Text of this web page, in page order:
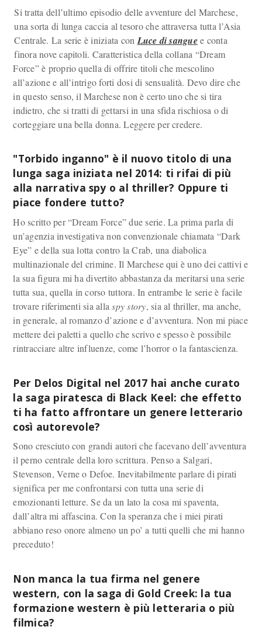
Si tratta dell’ultimo episodio delle avventure del Marchese,
una sorta di lunga caccia al tesoro che attraversa tutta l’Asia
Centrale. La serie è iniziata con Luce di sanguee conta
finora nove capitoli. Caratteristica della collana “Dream
Force” è proprio quella di offrire titoli che mescolino
all’azione e all’intrigo forti dosi di sensualità. Devo dire che
in questo senso, il Marchese non è certo uno che si tira
indietro, che si tratti di gettarsi in una sfida rischiosa o di
corteggiare una bella donna. Leggere per credere.
"Torbido inganno" è il nuovo titolo di una
lunga saga iniziata nel 2014: ti rifai di più
alla narrativa spy o al thriller? Oppure ti
piace fondere tutto?
Ho scritto per “Dream Force” due serie. La prima parla di
un’agenzia investigativa non convenzionale chiamata “Dark
Eye” e della sua lotta contro la Crab, una diabolica
multinazionale del crimine. Il Marchese qui è uno dei cattivi e
la sua figura mi ha divertito abbastanza da meritarsi una serie
tutta sua, quella in corso tuttora. In entrambe le serie è facile
trovare riferimenti sia allaspy story, sia al thriller, ma anche,
in generale, al romanzo d’azione e d’avventura. Non mi piace
mettere dei paletti a quello che scrivo e spesso è possibile
rintracciare altre influenze, come l’horror o la fantascienza.
Per Delos Digital nel 2017 hai anche curato
la saga piratesca di Black Keel: che effetto
ti ha fatto affrontare un genere letterario
così autorevole?
Sono cresciuto con grandi autori che facevano dell’avventura
il perno centrale della loro scrittura. Penso a Salgari,
Stevenson, Verne o Defoe. Inevitabilmente parlare di pirati
significa per me confrontarsi con tutta una serie di
emozionanti letture. Se da un lato la cosa mi spaventa,
dall’altra mi affascina. Con la speranza che i miei pirati
abbiano reso onore almeno un po’ a tutti quelli che mi hanno
preceduto!
Non manca la tua firma nel genere
western, con la saga di Gold Creek: la tua
formazione western è più letteraria o più
filmica?